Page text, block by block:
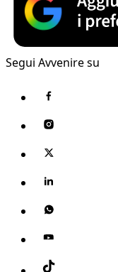
Segui Avvenire su